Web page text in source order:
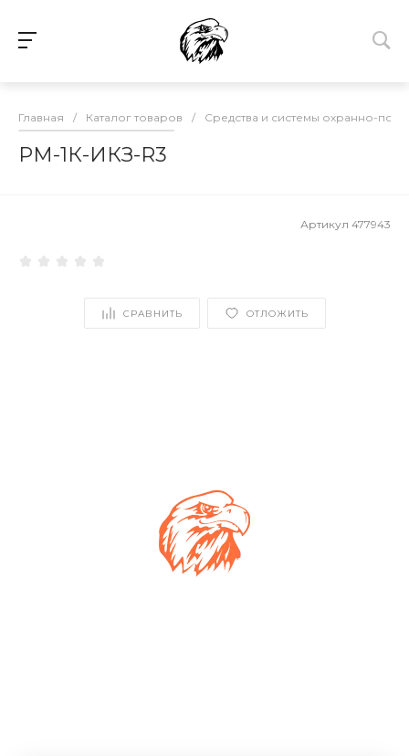
Главная / Каталог товаров / Средства и системы охранно-
РМ-1К-ИКЗ-R3
Артикул 477943
СРАВНИТЬ ОТЛОЖИТЬ